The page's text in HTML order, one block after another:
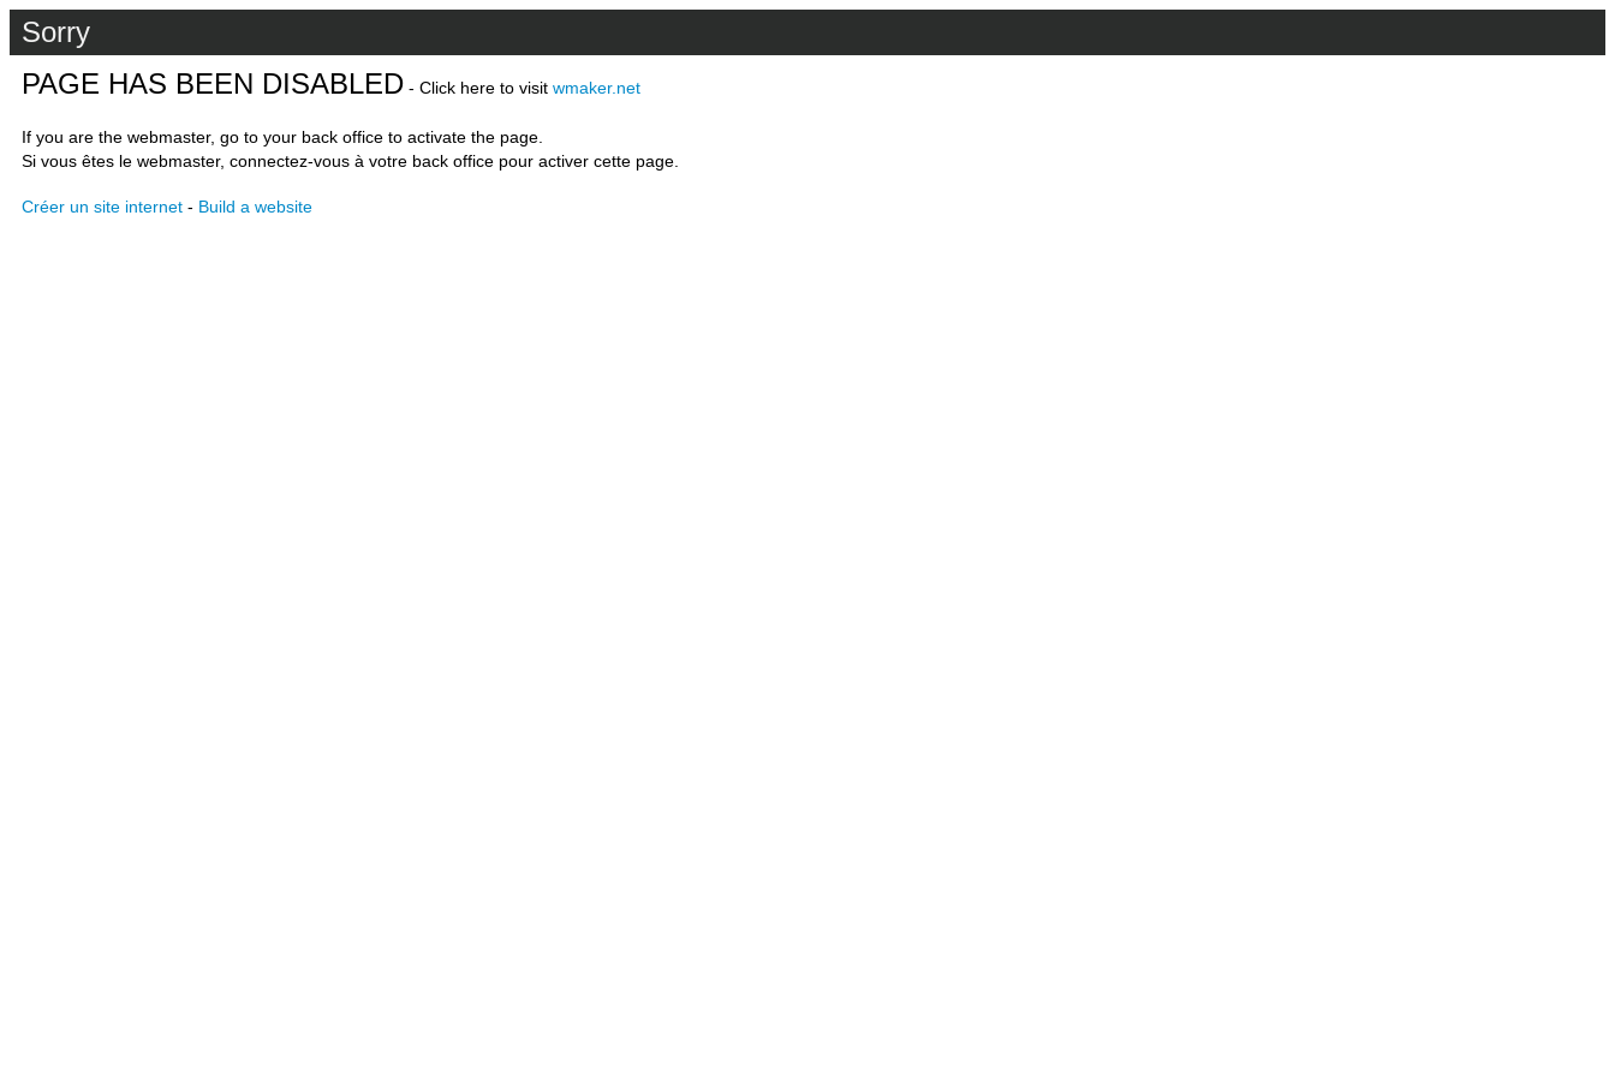
Sorry
PAGE HAS BEEN DISABLED - Click here to visit wmaker.net
If you are the webmaster, go to your back office to activate the page.
Si vous êtes le webmaster, connectez-vous à votre back office pour activer cette page.
Créer un site internet - Build a website